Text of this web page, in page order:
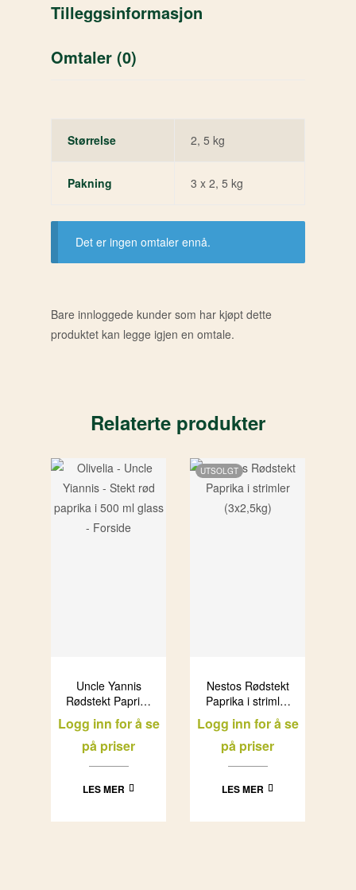
Tilleggsinformasjon
Omtaler (0)
Størrelse 2, 5 kg
Pakning 3 x 2, 5 kg
Det er ingen omtaler ennå.
Bare innloggede kunder som har kjøpt dette
produktet kan legge igjen en omtale.
Relaterte produkter
Uncle Yannis
Rødstekt Paprika
(12x450g)
Logg inn for å se
på priser
LES MER
UTSOLGT
Nestos Rødstekt
Paprika i strimler
(3×2,5kg)
Logg inn for å se
på priser
LES MER